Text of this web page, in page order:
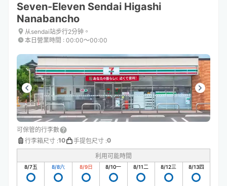
Seven-Eleven Sendai Higashi
Nanabancho
从sendai站步行2分钟。
本日營業時間 : 00:00〜00:00
可保管的行李數
行李箱尺寸 :10 手提包尺寸 :0
利用可能時間
8/7五 8/8六 8/9日 8/10一 8/11二 8/12三 8/13四